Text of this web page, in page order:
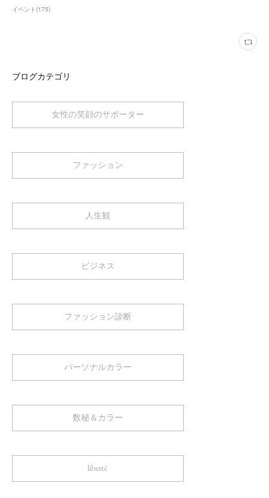
イベント(175)
ブログカテゴリ
女性の笑顔のサポーター
ファッション
人生観
ビジネス
ファッション診断
パーソナルカラー
数秘＆カラー
liberté